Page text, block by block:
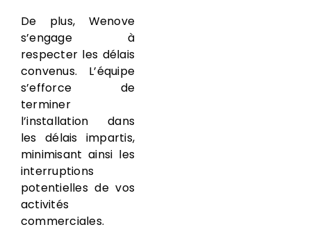
De plus, Wenove
s’engage à
respecter les délais
convenus. L’équipe
s’efforce de
terminer
l’installation dans
les délais impartis,
minimisant ainsi les
interruptions
potentielles de vos
activités
commerciales.